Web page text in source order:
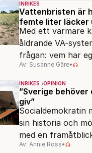
om antisemitism.
INRIKES
Vattenbristen är
femte liter läcker
Med ett varmare
åldrande VA-
frågan: vem har
ansvar för Sveriges
vattenresurser?
Av: Susanne Gäre•
INRIKES OPINION
”Sverige behöver
giv”
Socialdemokratin
sin historia och
med en
strukturpolitik för
Av: Annie Ross•